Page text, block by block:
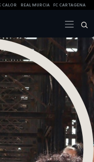
CALOR REAL MURCIA FC CARTAGENA